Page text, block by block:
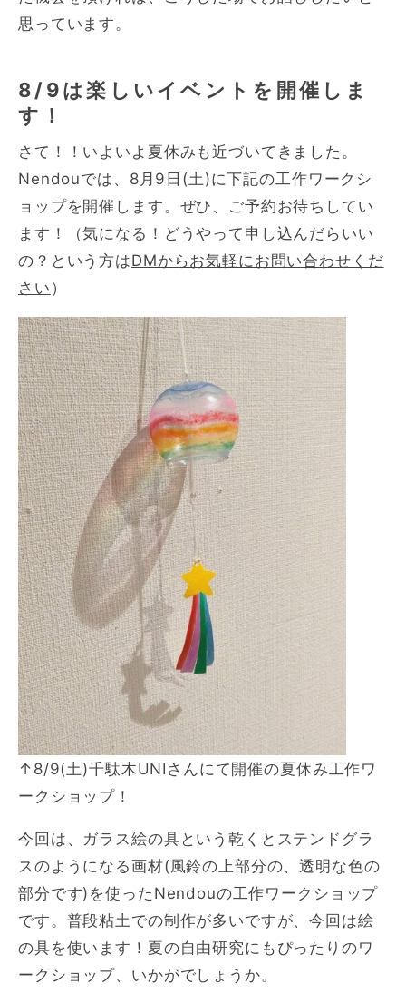
思っています。
8/9は楽しいイベントを開催しま
す！
さて！！いよいよ夏休みも近づいてきました。
Nendouでは、8月9日(土)に下記の工作ワークシ
ョップを開催します。ぜひ、ご予約お待ちしてい
ます！（気になる！どうやって申し込んだらいい
の？という方はDMからお気軽にお問い合わせくだ
さい ）
↑8/9(土)千駄木UNIさんにて開催の夏休み工作ワ
ークショップ！
今回は、ガラス絵の具という乾くとステンドグラ
スのようになる画材(風鈴の上部分の、透明な色の
部分です)を使ったNendouの工作ワークショップ
です。普段粘土での制作が多いですが、今回は絵
の具を使います！夏の自由研究にもぴったりのワ
ークショップ、いかがでしょうか。